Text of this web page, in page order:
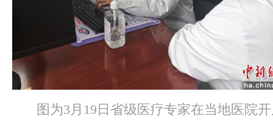
图为3月19日省级医疗专家在当地医院